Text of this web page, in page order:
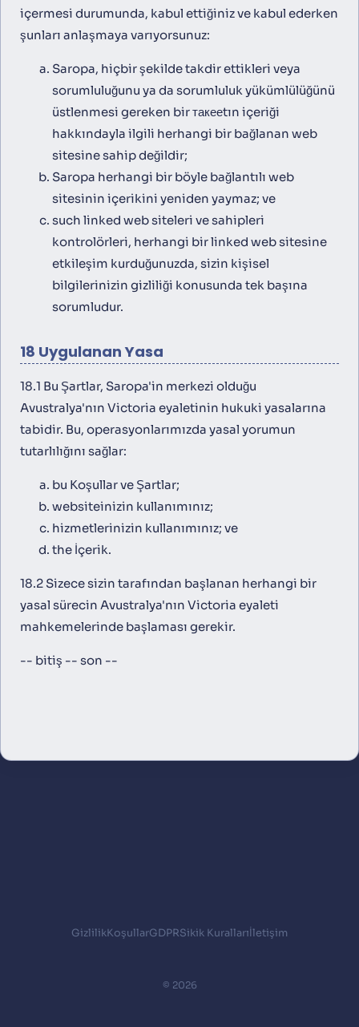
içermesi durumunda, kabul ettiğiniz ve kabul ederken
şunları anlaşmaya varıyorsunuz:
Saropa, hiçbir şekilde takdir ettikleri veya
sorumluluğunu ya da sorumluluk yükümlülüğünü
üstlenmesi gereken bir такееtın içeriği
hakkındayla ilgili herhangi bir bağlanan web
sitesine sahip değildir;
Saropa herhangi bir böyle bağlantılı web
sitesinin içerikini yeniden yaymaz; ve
such linked web siteleri ve sahipleri
kontrolörleri, herhangi bir linked web sitesine
etkileşim kurduğunuzda, sizin kişisel
bilgilerinizin gizliliği konusunda tek başına
sorumludur.
18 Uygulanan Yasa
18.1 Bu Şartlar, Saropa'in merkezi olduğu
Avustralya'nın Victoria eyaletinin hukuki yasalarına
tabidir. Bu, operasyonlarımızda yasal yorumun
tutarlılığını sağlar:
bu Koşullar ve Şartlar;
websiteinizin kullanımınız;
hizmetlerinizin kullanımınız; ve
the İçerik.
18.2 Sizece sizin tarafından başlanan herhangi bir
yasal sürecin Avustralya'nın Victoria eyaleti
mahkemelerinde başlaması gerekir.
-- bitiş -- son --
GizlilikKoşullarGDPRSikik Kurallarıİletişim
© 2026